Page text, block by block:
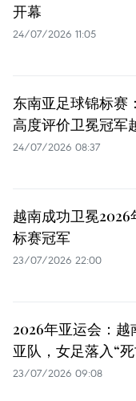
开幕
24/07/2026 11:05
东南亚足球锦标赛
高度评价卫冕冠军
24/07/2026 08:37
越南成功卫冕
标赛冠军
23/07/2026 22:00
2026年亚运会：越
亚队，女足落入“
23/07/2026 09:08